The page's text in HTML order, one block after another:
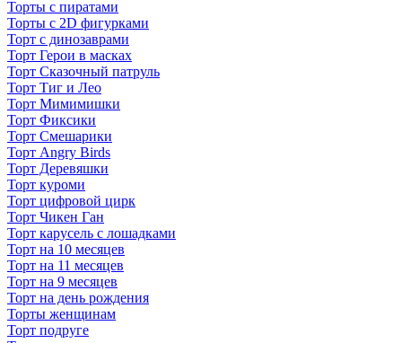
Торты с пиратами
Торты с 2D фигурками
Торт с динозаврами
Торт Герои в масках
Торт Сказочный патруль
Торт Тиг и Лео
Торт Мимимишки
Торт Фиксики
Торт Смешарики
Торт Angry Birds
Торт Деревяшки
Торт куроми
Торт цифровой цирк
Торт Чикен Ган
Торт карусель с лошадками
Торт на 10 месяцев
Торт на 11 месяцев
Торт на 9 месяцев
Торт на день рождения
Торты женщинам
Торт подруге